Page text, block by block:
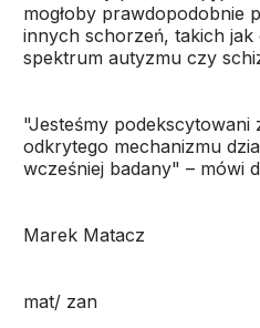
mogłoby prawdopodobnie
innych schorzeń, takich jak
spektrum autyzmu czy
"Jesteśmy
odkrytego mechanizmu
wcześniej badany" – mówi
Marek Matacz
mat/ zan